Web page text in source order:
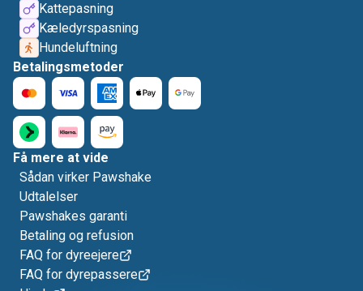
Kattepasning
Kæledyrspasning
Hundeluftning
Betalingsmetoder
Få mere at vide
Sådan virker Pawshake
Udtalelser
Pawshakes garanti
Betaling og refusion
FAQ for dyreejere
FAQ for dyrepassere